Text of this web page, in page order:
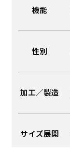
機能
性別
加工／製造
サイズ展開